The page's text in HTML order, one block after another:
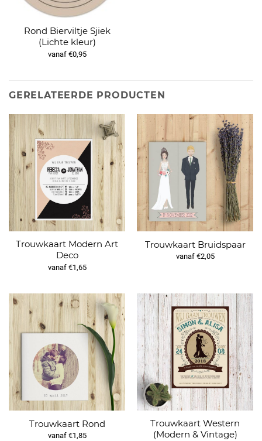
Rond Bierviltje Sjiek
(Lichte kleur)
vanaf €0,95
GERELATEERDE PRODUCTEN
Trouwkaart Modern Art
Deco
vanaf €1,65
Trouwkaart Bruidspaar
vanaf €2,05
Trouwkaart Rond
vanaf €1,85
Trouwkaart Western
(Modern & Vintage)